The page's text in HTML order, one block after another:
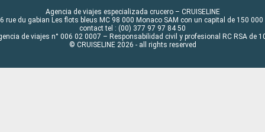
Agencia de viajes especializada crucero – CRUISELINE
rue du gabian Les flots bleus MC 98 000 Monaco SAM con un capital de 150 000
contact tel : (00) 377 97 97 84 50
de viajes n° 006 02 0007 – Responsabilidad civil y profesional RC RSA de
© CRUISELINE 2026 - all rights reserved